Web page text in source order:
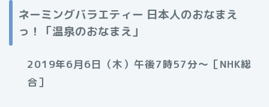
ネーミングバラエティー 日本人のおなまえ
っ！「温泉のおなまえ 」
2019年6月6日（木）午後7時57分～［NHK総
合］